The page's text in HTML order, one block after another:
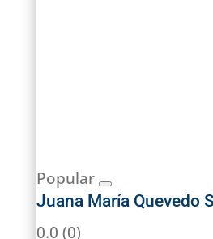
Popular
Juana María Quevedo
0.0 (0)